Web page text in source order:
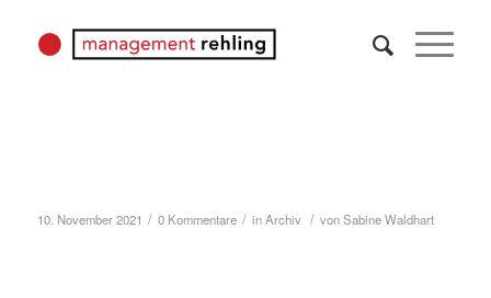
10. November 2021 / 0 Kommentare / inArchiv / vonSabine Waldhart